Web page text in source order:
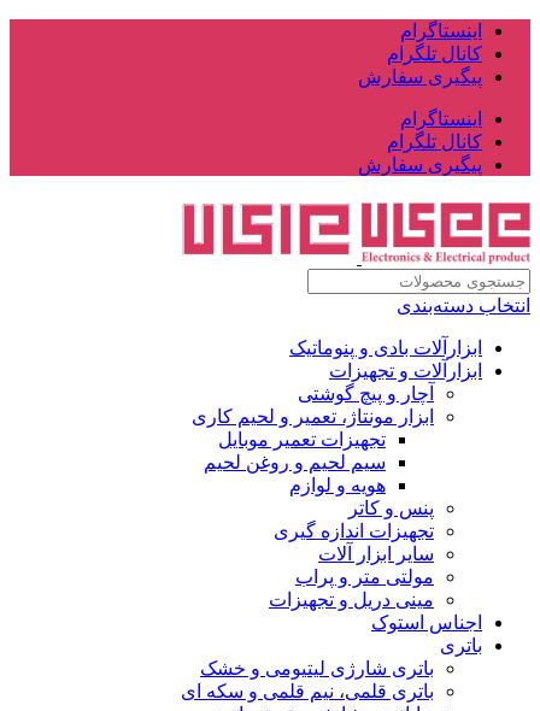
اینستاگرام
کانال تلگرام
پیگیری سفارش
اینستاگرام
کانال تلگرام
پیگیری سفارش
انتخاب دسته‌بندی
ابزارآلات بادی و پنوماتیک
ابزارآلات و تجهیزات
آچار و پیچ گوشتی
ابزار مونتاژ، تعمیر و لحیم کاری
تجهیزات تعمیر موبایل
سیم لحیم و روغن لحیم
هویه و لوازم
پنس و کاتر
تجهیزات اندازه گیری
سایر ابزار آلات
مولتی متر و پراب
مینی دریل و تجهیزات
اجناس استوک
باتری
باتری شارژی لیتیومی و خشک
باتری قلمی، نیم قلمی و سکه ای